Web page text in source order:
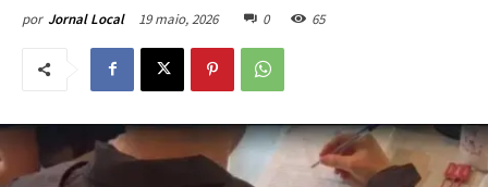
por Jornal Local 19 maio, 2026 0 65